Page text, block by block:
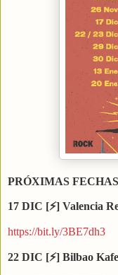
PRÓXIMAS
17 DIC [⚡] Valencia
https://bit.ly/3BE7dh3
22 DIC [⚡] Bilbao